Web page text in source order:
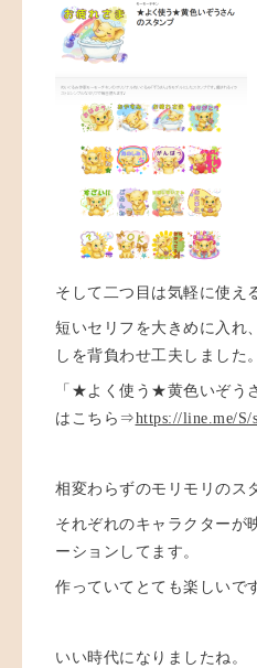
そして二つ目は気軽に使え
短いセリフを大きめに入れ
しを背負わせ工夫しました。
「★よく使う★黄色いぞう
はこちら⇒https://line.me/S/
相変わらずのモリモリのス
それぞれのキャラクターが
ーションしてます。
作っていてとても楽しいで
いい時代になりましたね。